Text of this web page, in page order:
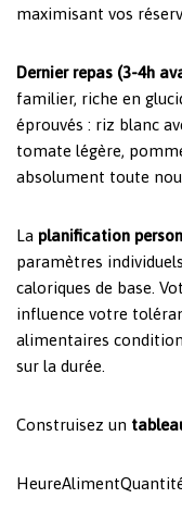
maximisant vos
Dernier repas (3-4h
familier, riche en
éprouvés : riz blanc
tomate légère,
absolument toute
La planification
paramètres
caloriques de base.
influence votre
alimentaires
sur la durée.
Construisez un